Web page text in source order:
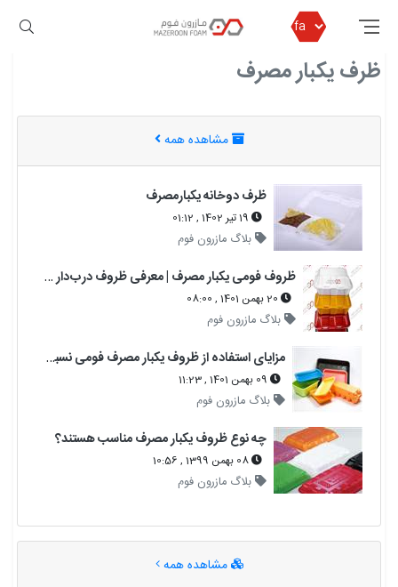
مازرون فوم ظرف یکبار مصرف
ظرف یکبار مصرف
مشاهده همه
ظرف دوخانه یکبارمصرف
19 تیر 1402 , 01:12
بلاگ مازرون فوم
ظروف فومی یکبار مصرف | معرفی ظروف درب‌دار و بدون درب + خرید عمده
بلاگ مازرون فوم
مزایای استفاده از ظروف یکبار مصرف فومی نسبت به پلاستیکی
بلاگ مازرون فوم
چه نوع ظروف یکبار مصرف مناسب هستند؟
08 بهمن 1399 , 10:56
بلاگ مازرون فوم
مشاهده همه